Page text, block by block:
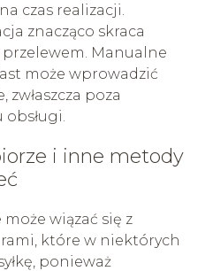
czas realizacji.
znacząco skraca
Manualne
może wprowadzić
poza
obsługi.
i inne metody
wiązać się z
które w niektórych
ponieważ